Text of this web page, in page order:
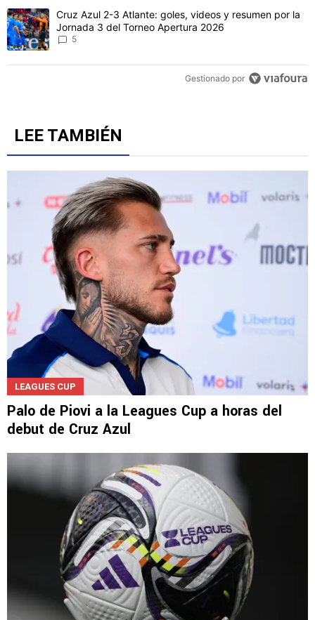
Un artículo de tendencia con el título "Cruz Azul 2-3 Atlante:
Cruz Azul 2-3 Atlante: goles, videos y resumen por la
Jornada 3 del Torneo Apertura 2026
5
Gestionado por
LEE TAMBIÉN
LEAGUES CUP
Palo de Piovi a la Leagues Cup a horas del
debut de Cruz Azul